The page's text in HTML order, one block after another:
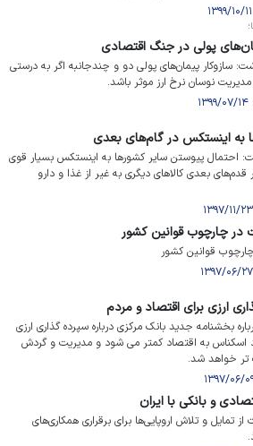
پولی در جنگ اقتصادی
سازوکار پیمان‌های پولی دو و چندجانبه اگر به درستی
نوسان نرخ ارز موثر باشد.
به اینستکس در گام‌های بعدی
احتمال پیوستن سایر کشورها به اینستکس بسیار قوی
بعدی کالاهای دیگری به غیر از غذا و دارو
در چارچوب قوانین کشور
چارچوب قوانین کشور
ارزی برای اقتصاد و مردم
بخشنامه جدید بانک مرکزی درباره سپرده گذاری ارزی
اسکناس به اقتصاد کمتر می شود و مدیریت و گردش
تر خواهد شد.
و بانکی با ایران
تمایل و تلاش اروپایی‌ها برای برقراری همکاری‌های